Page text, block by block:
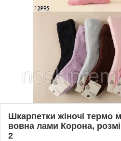
Шкарпетки жіночі термо
вовна лами Корона,
2